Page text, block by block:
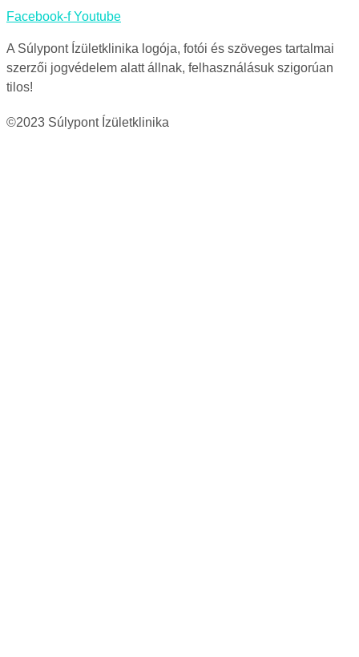
Facebook-f Youtube
A Súlypont Ízületklinika logója, fotói és szöveges tartalmai
szerzői jogvédelem alatt állnak, felhasználásuk szigorúan
tilos!
©2023 Súlypont Ízületklinika